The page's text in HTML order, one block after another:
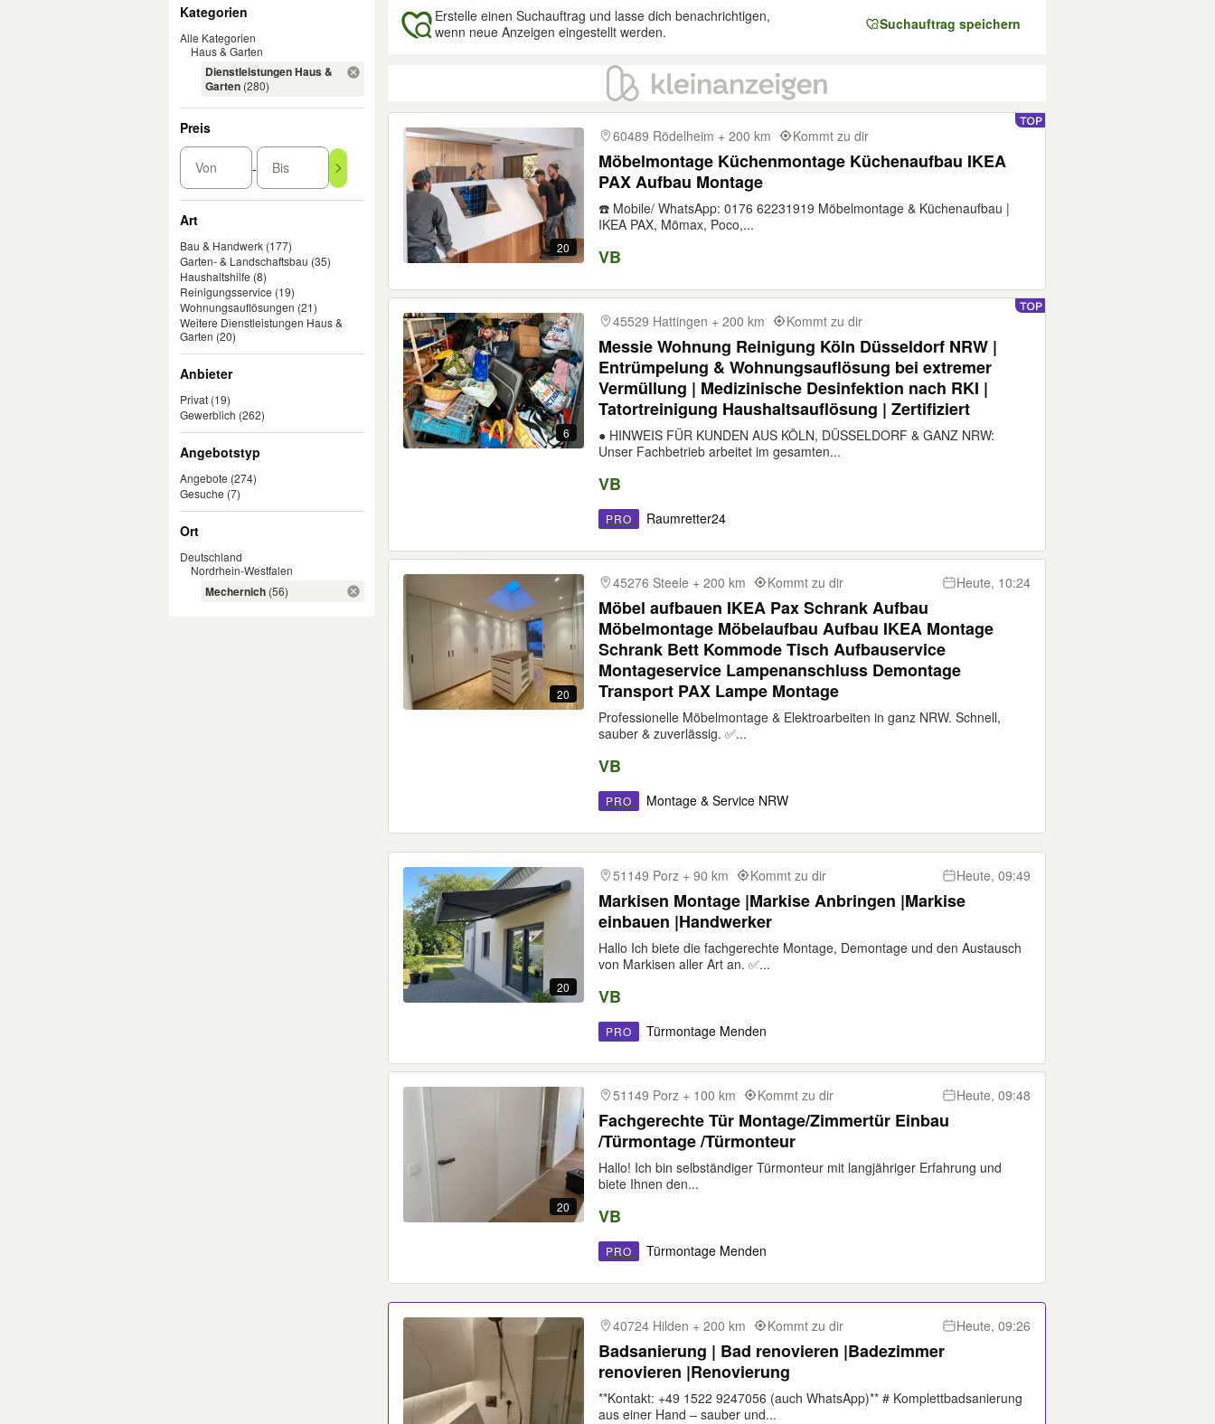
Kategorien
Alle Kategorien
Haus & Garten
Dienstleistungen Haus &
Garten (280)
Preis
Von - Bis
Art
Bau & Handwerk (177)
Garten- & Landschaftsbau (35)
Haushaltshilfe (8)
Reinigungsservice (19)
Wohnungsauflösungen (21)
Weitere Dienstleistungen Haus &
Garten (20)
Anbieter
Privat (19)
Gewerblich (262)
Angebotstyp
Angebote (274)
Gesuche (7)
Ort
Deutschland
Nordrhein-Westfalen
Mechernich (56)
Erstelle einen Suchauftrag und lasse dich benachrichtigen,
wenn neue Anzeigen eingestellt werden.
Suchauftrag speichern
Ergebnisse
20
60489 Rödelheim + 200 km Kommt zu dir
Möbelmontage Küchenmontage Küchenaufbau IKEA
PAX Aufbau Montage
☎️ Mobile/ WhatsApp: 0176 62231919 Möbelmontage & Küchenaufbau |
IKEA PAX, Mömax, Poco,...
VB
6
45529 Hattingen + 200 km Kommt zu dir
Messie Wohnung Reinigung Köln Düsseldorf NRW |
Entrümpelung & Wohnungsauflösung bei extremer
Vermüllung | Medizinische Desinfektion nach RKI |
Tatortreinigung Haushaltsauflösung | Zertifiziert
​● HINWEIS FÜR KUNDEN AUS KÖLN, DÜSSELDORF & GANZ NRW:
Unser Fachbetrieb arbeitet im gesamten...
VB
PRO Raumretter24
20
45276 Steele + 200 km Kommt zu dir Heute, 10:24
Möbel aufbauen IKEA Pax Schrank Aufbau
Möbelmontage Möbelaufbau Aufbau IKEA Montage
Schrank Bett Kommode Tisch Aufbauservice
Montageservice Lampenanschluss Demontage
Transport PAX Lampe Montage
Professionelle Möbelmontage & Elektroarbeiten in ganz NRW. Schnell,
sauber & zuverlässig. ✅...
VB
PRO Montage & Service NRW
20
51149 Porz + 90 km Kommt zu dir Heute, 09:49
Markisen Montage |Markise Anbringen |Markise
einbauen |Handwerker
Hallo Ich biete die fachgerechte Montage, Demontage und den Austausch
von Markisen aller Art an. ✅...
VB
PRO Türmontage Menden
20
51149 Porz + 100 km Kommt zu dir Heute, 09:48
Fachgerechte Tür Montage/Zimmertür Einbau
/Türmontage /Türmonteur
Hallo! Ich bin selbständiger Türmonteur mit langjähriger Erfahrung und
biete Ihnen den...
VB
PRO Türmontage Menden
40724 Hilden + 200 km Kommt zu dir Heute, 09:26
Badsanierung | Bad renovieren |Badezimmer
renovieren |Renovierung
**Kontakt: +49 1522 9247056 (auch WhatsApp)** # Komplettbadsanierung
aus einer Hand – sauber und...